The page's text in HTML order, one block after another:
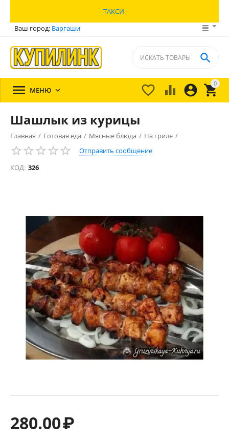
ТАКСИ
Ваш город: Варгаши
0


 

 МЕНЮ 
Шашлык из курицы
Главная / Готовая еда / Мясные блюда / На гриле /
Отправить сообщение
КОД: 326
280.00₽